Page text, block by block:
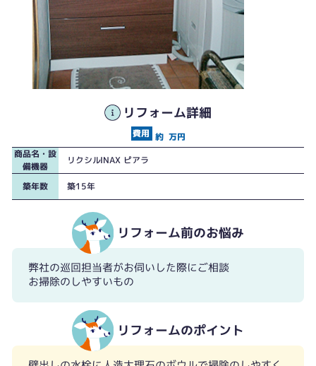
リフォーム詳細
約 万円
商品名・設
備機器
リクシルINAX ピアラ
築年数 築15年
リフォーム前のお悩み
弊社の巡回担当者がお伺いした際にご相談
お掃除のしやすいもの
リフォームのポイント